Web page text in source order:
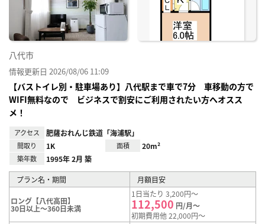
八代市
情報更新日 2026/08/06 11:09
【バストイレ別・駐車場あり】八代駅まで車で7分 車移動の方で
WIFI無料なので ビジネスで割安にご利用されたい方へオスス
メ！
アクセス 肥薩おれんじ鉄道「海浦駅」
間取り 1K 面積 20m²
築年数 1995年 2月 築
プラン名・期間 月額目安
ロング【八代高田】
30日以上～360日未満
1日当たり 3,200円～
112,500 円/月～
初期費用他 22,000円～